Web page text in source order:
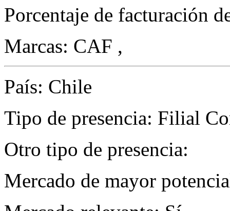
Porcentaje de facturación
Marcas: CAF ,
País: Chile
Tipo de presencia: Filial
Otro tipo de presencia:
Mercado de mayor